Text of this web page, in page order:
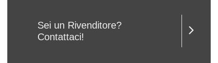
Sei un Rivenditore?
Contattaci!